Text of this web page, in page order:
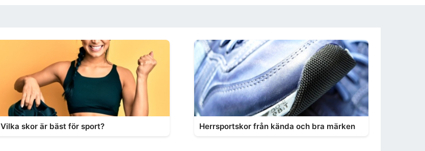
Vilka skor är bäst för sport? Herrsportskor från kända och bra märken